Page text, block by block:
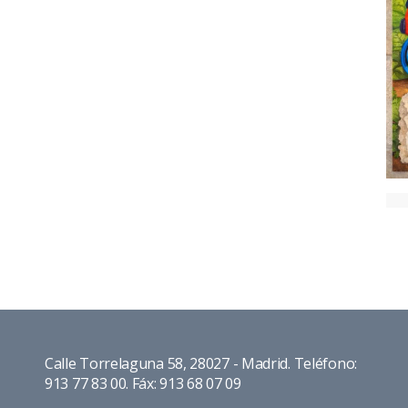
Calle Torrelaguna 58, 28027 - Madrid. Teléfono:
913 77 83 00. Fáx: 913 68 07 09